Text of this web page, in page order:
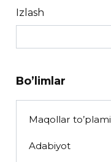
Izlash
Bo’limlar
Maqollar to’plami
Adabiyot